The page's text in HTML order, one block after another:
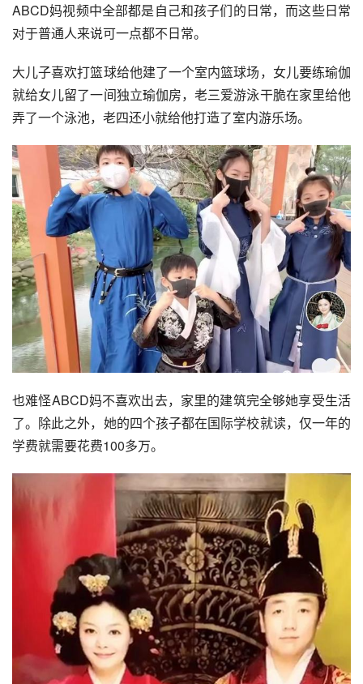
ABCD妈视频中全部都是自己和孩子们的日常，而这些日常
对于普通人来说可一点都不日常。
大儿子喜欢打篮球给他建了一个室内篮球场，女儿要练瑜伽
就给女儿留了一间独立瑜伽房，老三爱游泳干脆在家里给他
弄了一个泳池，老四还小就给他打造了室内游乐场。
也难怪ABCD妈不喜欢出去，家里的建筑完全够她享受生活
了。除此之外，她的四个孩子都在国际学校就读，仅一年的
学费就需要花费100多万。